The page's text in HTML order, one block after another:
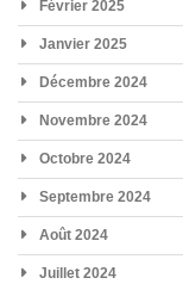
Février 2025
Janvier 2025
Décembre 2024
Novembre 2024
Octobre 2024
Septembre 2024
Août 2024
Juillet 2024